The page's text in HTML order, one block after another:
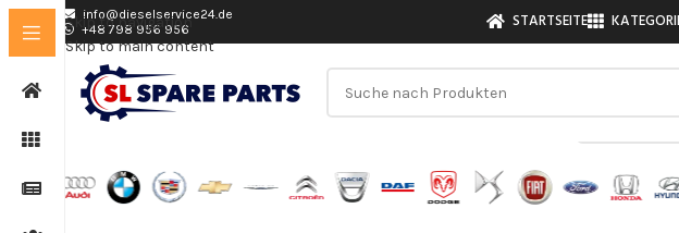
Skip to navigation
Skip to main content
info@dieselservice24.de
+48 798 956 956
STARTSEITE
Nutzen Sie die Suche, um passende Produkte zu finden!